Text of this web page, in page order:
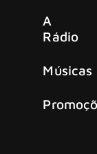
A
Rádio
Músicas